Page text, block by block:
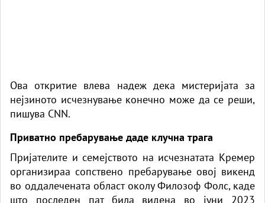
Ова откритие влева надеж дека мистеријата за
нејзиното исчезнување конечно може да се реши,
пишува CNN.
Приватно пребарување даде клучна трага
Пријателите и семејството на исчезнатата Кремер
организираа сопствено пребарување овој викенд
во оддалечената област околу Филозоф Фолс, каде
што последен пат била видена во јуни 2023